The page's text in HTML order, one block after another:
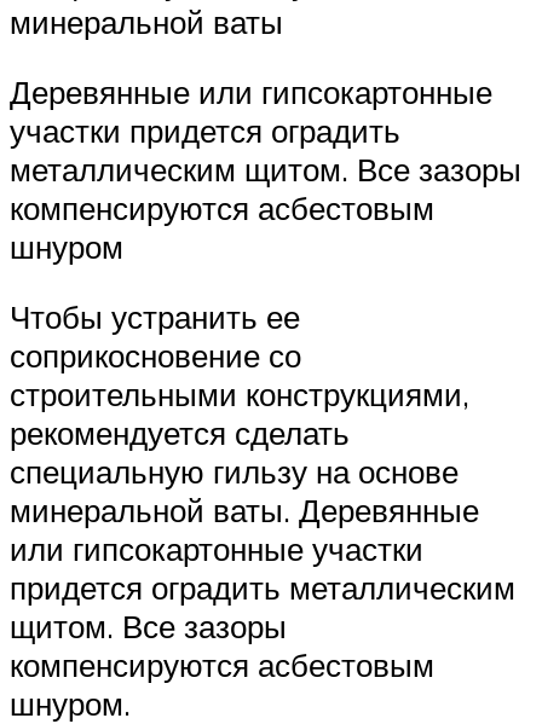
минеральной ваты
Деревянные или гипсокартонные
участки придется оградить
металлическим щитом. Все зазоры
компенсируются асбестовым
шнуром
Чтобы устранить ее
соприкосновение со
строительными конструкциями,
рекомендуется сделать
специальную гильзу на основе
минеральной ваты. Деревянные
или гипсокартонные участки
придется оградить металлическим
щитом. Все зазоры
компенсируются асбестовым
шнуром.